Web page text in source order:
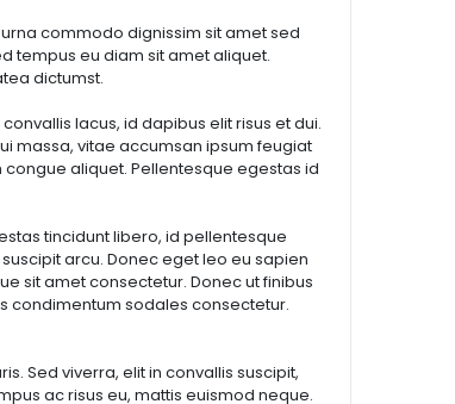
commodo dignissim sit amet sed
tempus eu diam sit amet aliquet.
dictumst.
lacus, id dapibus elit risus et dui.
massa, vitae accumsan ipsum feugiat
aliquet. Pellentesque egestas id
tincidunt libero, id pellentesque
arcu. Donec eget leo eu sapien
sit amet consectetur. Donec ut finibus
condimentum sodales consectetur.
Sed viverra, elit in convallis suscipit,
ac risus eu, mattis euismod neque.